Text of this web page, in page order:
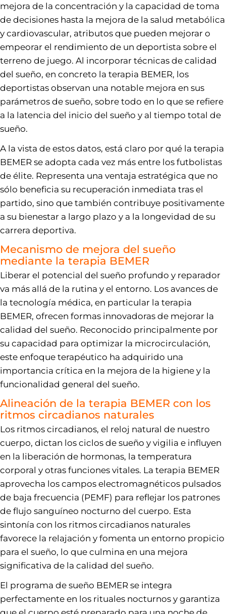
mejora de la concentración y la capacidad de toma
de decisiones hasta la mejora de la salud metabólica
y cardiovascular, atributos que pueden mejorar o
empeorar el rendimiento de un deportista sobre el
terreno de juego. Al incorporar técnicas de calidad
del sueño, en concreto la terapia BEMER, los
deportistas observan una notable mejora en sus
parámetros de sueño, sobre todo en lo que se refiere
a la latencia del inicio del sueño y al tiempo total de
sueño.
A la vista de estos datos, está claro por qué la terapia
BEMER se adopta cada vez más entre los futbolistas
de élite. Representa una ventaja estratégica que no
sólo beneficia su recuperación inmediata tras el
partido, sino que también contribuye positivamente
a su bienestar a largo plazo y a la longevidad de su
carrera deportiva.
Mecanismo de mejora del sueño
mediante la terapia BEMER
Liberar el potencial del sueño profundo y reparador
va más allá de la rutina y el entorno. Los avances de
la tecnología médica, en particular la terapia
BEMER, ofrecen formas innovadoras de mejorar la
calidad del sueño. Reconocido principalmente por
su capacidad para optimizar la microcirculación,
este enfoque terapéutico ha adquirido una
importancia crítica en la mejora de la higiene y la
funcionalidad general del sueño.
Alineación de la terapia BEMER con los
ritmos circadianos naturales
Los ritmos circadianos, el reloj natural de nuestro
cuerpo, dictan los ciclos de sueño y vigilia e influyen
en la liberación de hormonas, la temperatura
corporal y otras funciones vitales. La terapia BEMER
aprovecha los campos electromagnéticos pulsados
de baja frecuencia (PEMF) para reflejar los patrones
de flujo sanguíneo nocturno del cuerpo. Esta
sintonía con los ritmos circadianos naturales
favorece la relajación y fomenta un entorno propicio
para el sueño, lo que culmina en una mejora
significativa de la calidad del sueño.
El programa de sueño BEMER se integra
perfectamente en los rituales nocturnos y garantiza